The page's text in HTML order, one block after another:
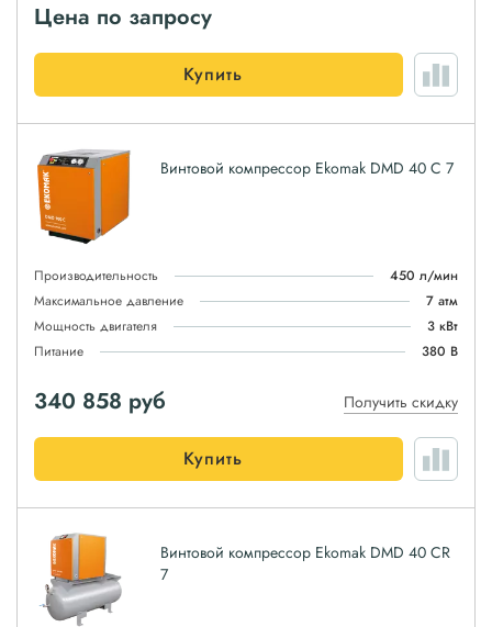
Цена по запросу
Купить
Винтовой компрессор Ekomak DMD 40 C 7
Производительность
450 л/мин
Максимальное давление
7 атм
Мощность двигателя
3 кВт
Питание
380 В
340 858 руб Получить скидку
Купить
Винтовой компрессор Ekomak DMD 40 CR
7